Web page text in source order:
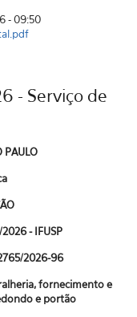
- 09:50
- Serviço de
PAULO
2026 - IFUSP
2026-96
fornecimento e
e portão